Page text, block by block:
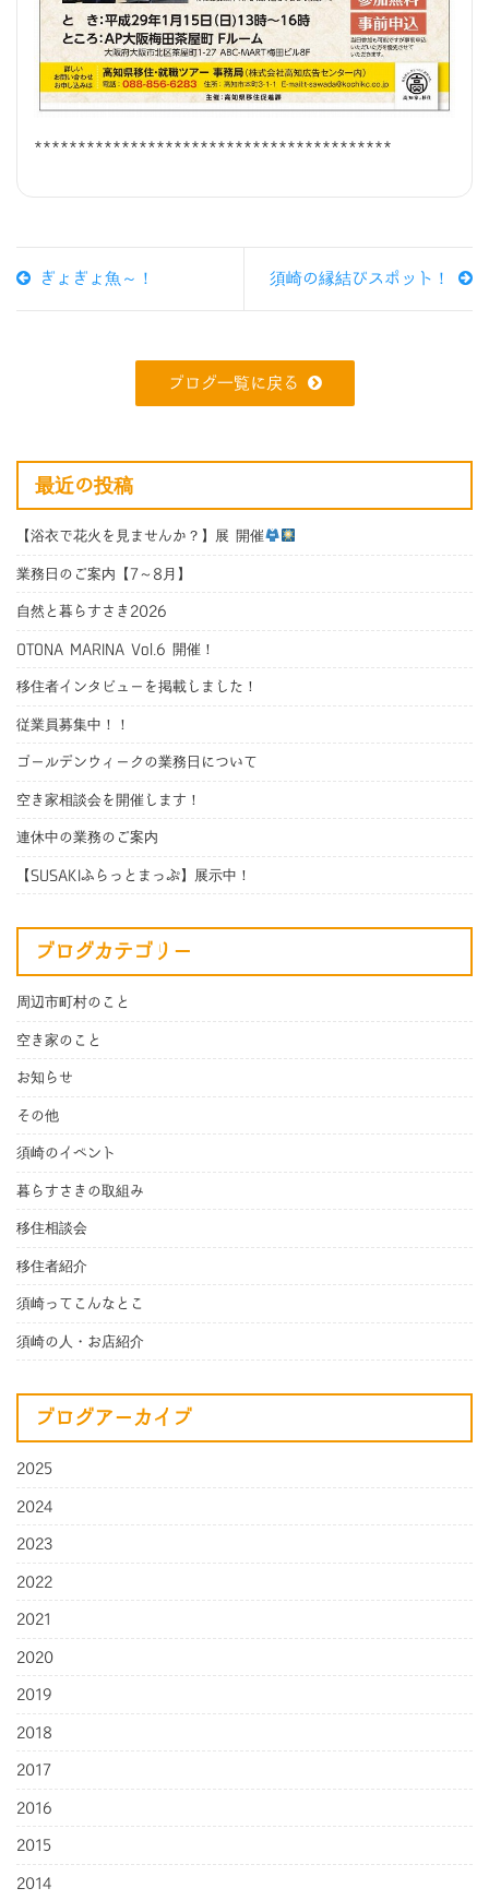
*****************************************
ぎょぎょ魚～！ 須崎の縁結びスポット！
ブログ一覧に戻る
最近の投稿
【浴衣で花火を見ませんか？】展 開催
業務日のご案内【7～8月】
自然と暮らすさき2026
OTONA MARINA Vol.6 開催！
移住者インタビューを掲載しました！
従業員募集中！！
ゴールデンウィークの業務日について
空き家相談会を開催します！
連休中の業務のご案内
【SUSAKIふらっとまっぷ】展示中！
ブログカテゴリー
周辺市町村のこと
空き家のこと
お知らせ
その他
須崎のイベント
暮らすさきの取組み
移住相談会
移住者紹介
須崎ってこんなとこ
須崎の人・お店紹介
ブログアーカイブ
2025
2024
2023
2022
2021
2020
2019
2018
2017
2016
2015
2014